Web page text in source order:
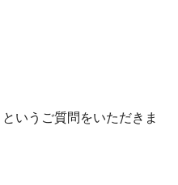
いうご質問をいただきま